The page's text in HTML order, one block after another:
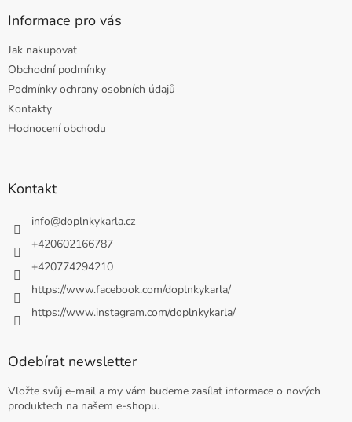
Informace pro vás
Jak nakupovat
Obchodní podmínky
Podmínky ochrany osobních údajů
Kontakty
Hodnocení obchodu
Kontakt
info@doplnkykarla.cz
+420602166787
+420774294210
https://www.facebook.com/doplnkykarla/
https://www.instagram.com/doplnkykarla/
Odebírat newsletter
Vložte svůj e-mail a my vám budeme zasílat informace o nových
produktech na našem e-shopu.